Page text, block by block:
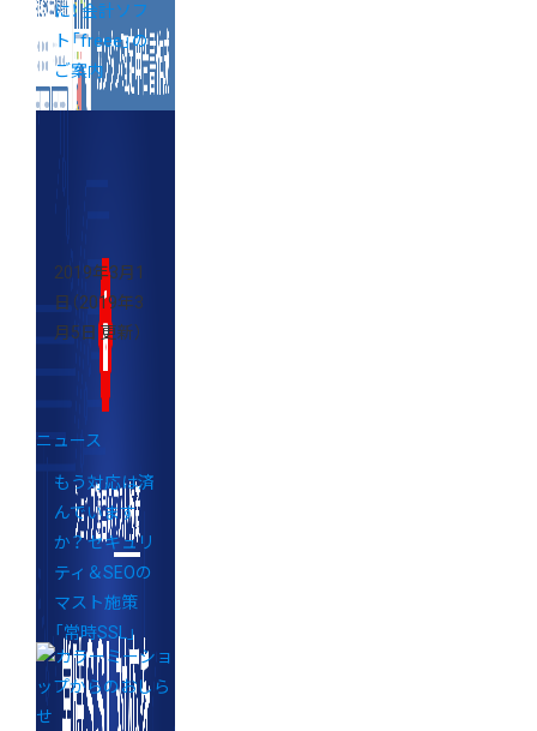
に！ 会計ソフ
ト「freee」の
ご案内
2019年3月1
日 （2019年3
月5日 更新）
ニュース
もう対応は済
んでいます
か？ セキュリ
ティ＆SEOの
マスト施策
「常時SSL」